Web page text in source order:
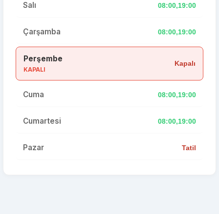
Salı 08:00,19:00
Çarşamba 08:00,19:00
Perşembe
KAPALI
Kapalı
Cuma 08:00,19:00
Cumartesi 08:00,19:00
Pazar Tatil